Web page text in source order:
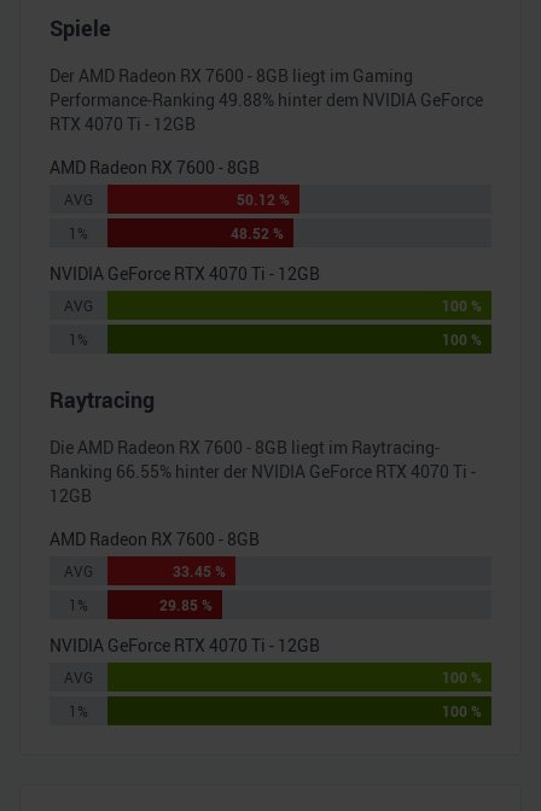
Spiele
DerAMD Radeon RX 7600 - 8GB liegt im Gaming
Performance-Ranking 49.88% hinter dem NVIDIA GeForce
RTX 4070 Ti - 12GB
AMD Radeon RX 7600 - 8GB
AVG
50.12 %
1%
48.52 %
NVIDIA GeForce RTX 4070 Ti - 12GB
AVG
100 %
1%
100 %
Raytracing
DieAMD Radeon RX 7600 - 8GB liegt im Raytracing-
Ranking 66.55% hinter der NVIDIA GeForce RTX 4070 Ti -
12GB
AMD Radeon RX 7600 - 8GB
AVG
33.45 %
1%
29.85 %
NVIDIA GeForce RTX 4070 Ti - 12GB
AVG
100 %
1%
100 %